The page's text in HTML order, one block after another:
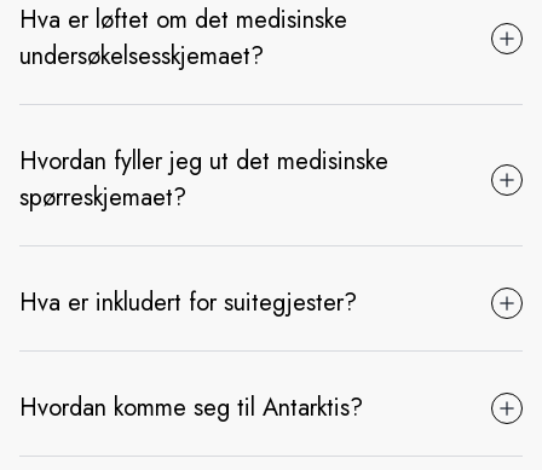
Hva er løftet om det medisinske
undersøkelsesskjemaet?
Hvordan fyller jeg ut det medisinske
spørreskjemaet?
Hva er inkludert for suitegjester?
Hvordan komme seg til Antarktis?